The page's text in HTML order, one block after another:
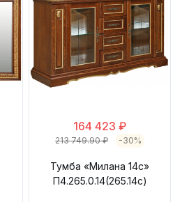
164 423 ₽
213 749.90₽ -30%
Тумба «Милана 14с»
П4.265.0.14(265.14с)